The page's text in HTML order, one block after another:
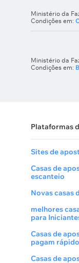
Ministério da
Condições em:
Ministério da
Condições em:
Plataformas
Sites de
Casas de
escanteio
Novas casas
melhores
para
Casas de
pagam rápido
Casas de